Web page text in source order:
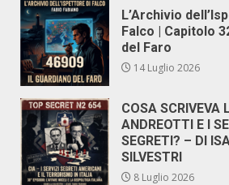
L’Archivio
Falco | Capitolo
del Faro
14 Luglio 2026
COSA SCRIVEVA
ANDREOTTI E I
SEGRETI? – DI
SILVESTRI
8 Luglio 2026